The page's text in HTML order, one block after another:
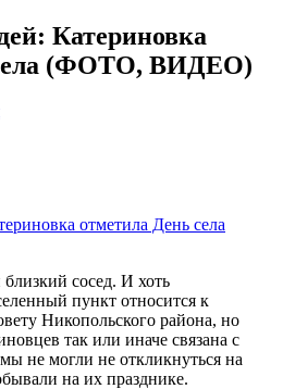
Катериновка
(ФОТО, ВИДЕО)
сосед. И хоть
пункт относится к
Никопольского района, но
так или иначе связана с
не могли не откликнуться на
на их празднике.